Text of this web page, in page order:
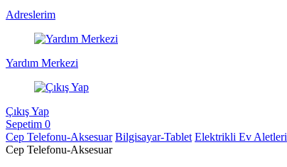
Adreslerim
Yardım Merkezi
Çıkış Yap
Sepetim 0
Cep Telefonu-Aksesuar Bilgisayar-Tablet Elektrikli Ev Aletleri
Cep Telefonu-Aksesuar